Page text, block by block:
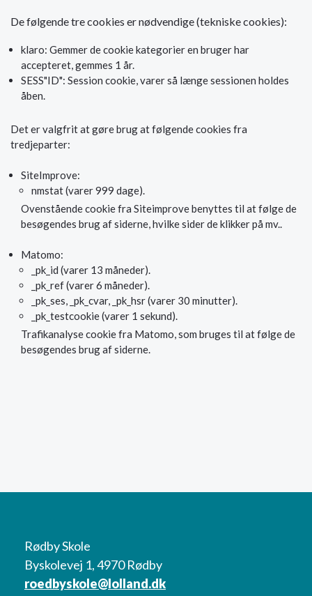
De følgende tre cookies er nødvendige (tekniske cookies):
klaro: Gemmer de cookie kategorier en bruger har
accepteret, gemmes 1 år.
SESS"ID": Session cookie, varer så længe sessionen holdes
åben.
Det er valgfrit at gøre brug at følgende cookies fra
tredjeparter:
SiteImprove:
nmstat (varer 999 dage).
Ovenstående cookie fra Siteimprove benyttes til at følge de
besøgendes brug af siderne, hvilke sider de klikker på mv..
Matomo:
_pk_id (varer 13 måneder).
_pk_ref (varer 6 måneder).
_pk_ses, _pk_cvar, _pk_hsr (varer 30 minutter).
_pk_testcookie (varer 1 sekund).
Trafikanalyse cookie fra Matomo, som bruges til at følge de
besøgendes brug af siderne.
Rødby Skole
Byskolevej 1, 4970 Rødby
roedbyskole@lolland.dk